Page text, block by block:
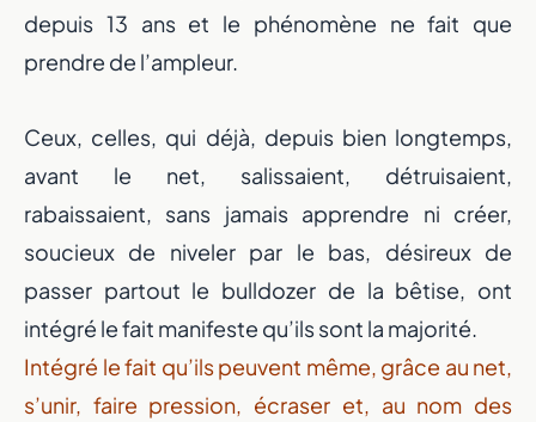
depuis 13 ans et le phénomène ne fait que
prendre de l’ampleur.
Ceux, celles, qui déjà, depuis bien longtemps,
avant le net, salissaient, détruisaient,
rabaissaient, sans jamais apprendre ni créer,
soucieux de niveler par le bas, désireux de
passer partout le bulldozer de la bêtise, ont
intégré le fait manifeste qu’ils sont la majorité.
Intégré le fait qu’ils peuvent même, grâce au net,
s’unir, faire pression, écraser et, au nom des